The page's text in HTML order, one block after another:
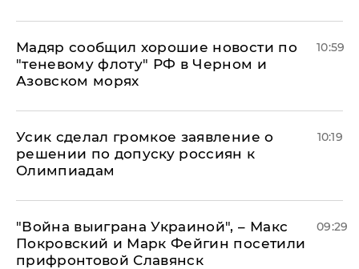
Мадяр сообщил хорошие новости по
"теневому флоту" РФ в Черном и
Азовском морях
10:59
Усик сделал громкое заявление о
решении по допуску россиян к
Олимпиадам
10:19
"Война выиграна Украиной", – Макс
Покровский и Марк Фейгин посетили
прифронтовой Славянск
09:29